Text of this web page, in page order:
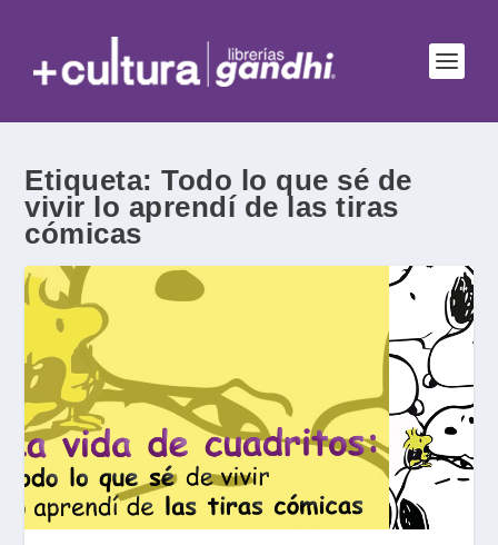
Etiqueta:Todo lo que sé de
vivir lo aprendí de las tiras
cómicas